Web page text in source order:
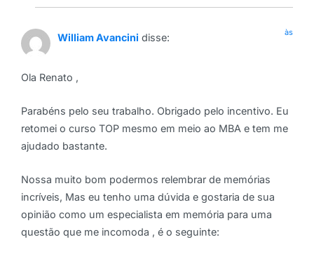
William Avancini disse: às
Ola Renato ,
Parabéns pelo seu trabalho. Obrigado pelo incentivo. Eu
retomei o curso TOP mesmo em meio ao MBA e tem me
ajudado bastante.
Nossa muito bom podermos relembrar de memórias
incríveis, Mas eu tenho uma dúvida e gostaria de sua
opinião como um especialista em memória para uma
questão que me incomoda , é o seguinte: